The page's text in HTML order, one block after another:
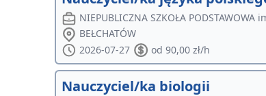
NIEPUBLICZNA SZKOŁA PODSTAWOWA
BEŁCHATÓW
2026-07-27
od 90,00 zł/h
Nauczyciel/ka biologii